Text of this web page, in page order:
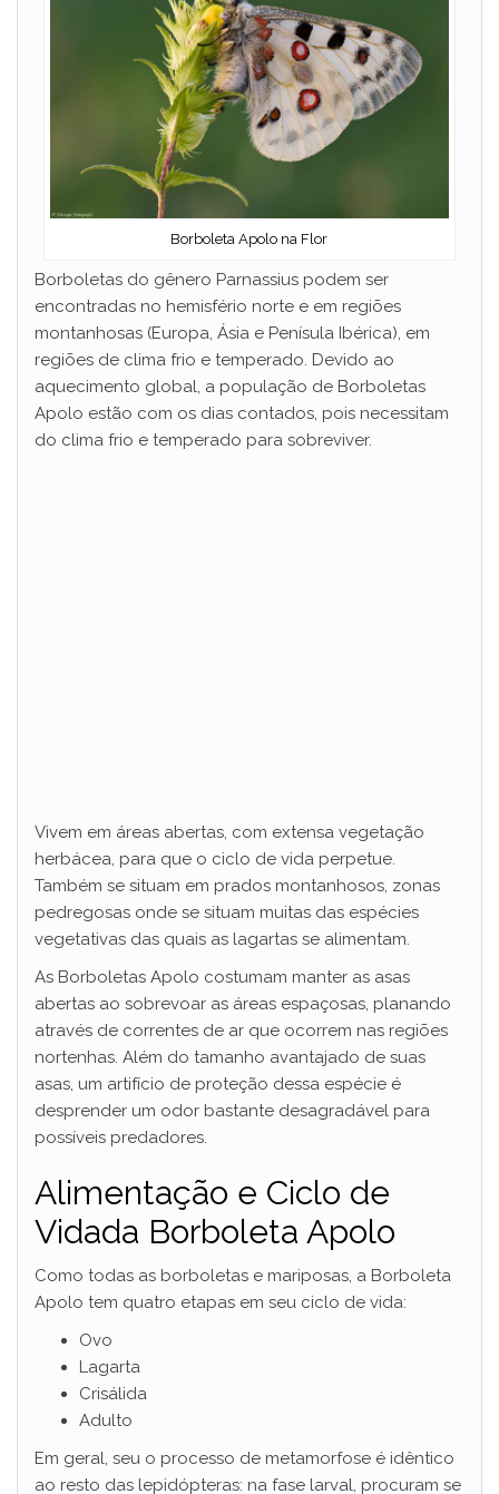
Borboleta Apolo na Flor
Borboletas do gênero Parnassius podem ser
encontradas no hemisfério norte e em regiões
montanhosas (Europa, Ásia e Penísula Ibérica), em
regiões de clima frio e temperado. Devido ao
aquecimento global, a população de Borboletas
Apolo estão com os dias contados, pois necessitam
do clima frio e temperado para sobreviver.
Vivem em áreas abertas, com extensa vegetação
herbácea, para que o ciclo de vida perpetue.
Também se situam em prados montanhosos, zonas
pedregosas onde se situam muitas das espécies
vegetativas das quais as lagartas se alimentam.
As Borboletas Apolo costumam manter as asas
abertas ao sobrevoar as áreas espaçosas, planando
através de correntes de ar que ocorrem nas regiões
nortenhas. Além do tamanho avantajado de suas
asas, um artifício de proteção dessa espécie é
desprender um odor bastante desagradável para
possíveis predadores.
Alimentação e Ciclo de
Vidada Borboleta Apolo
Como todas as borboletas e mariposas, a Borboleta
Apolo tem quatro etapas em seu ciclo de vida:
Ovo
Lagarta
Crisálida
Adulto
Em geral, seu o processo de metamorfose é idêntico
ao resto das lepidópteras: na fase larval, procuram se